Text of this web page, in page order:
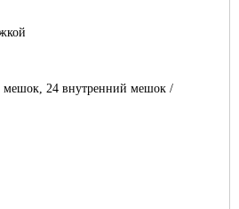
мешок, 24 внутренний мешок /